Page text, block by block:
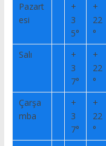
Pazart
esi
+
3
5°
+
22
°
Salı
+
3
7°
+
22
°
Çarşa
mba
+
3
7°
+
22
°